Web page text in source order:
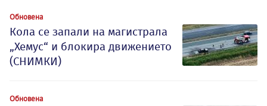
Обновена
Кола се запали на магистрала
„Хемус“ и блокира движението
(СНИМКИ)
Обновена